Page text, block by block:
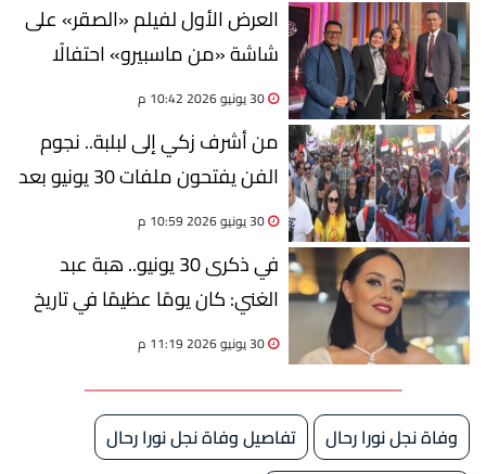
العرض الأول لفيلم «الصقر» على
شاشة «من ماسبيرو» احتفالًا
بعيد قوات الدفاع الجوي
30 يونيو 2026 10:42 م
من أشرف زكي إلى لبلبة.. نجوم
الفن يفتحون ملفات 30 يونيو بعد
13 عامًا
30 يونيو 2026 10:59 م
في ذكرى 30 يونيو.. هبة عبد
الغني: كان يومًا عظيمًا في تاريخ
مصر
30 يونيو 2026 11:19 م
وفاة نجل نورا رحال
تفاصيل وفاة نجل نورا رحال